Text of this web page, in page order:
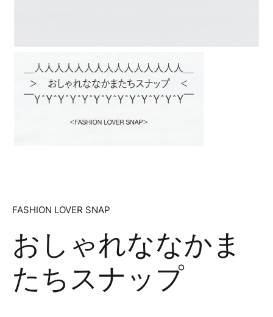
FASHION LOVER SNAP
おしゃれななかま
たちスナップ